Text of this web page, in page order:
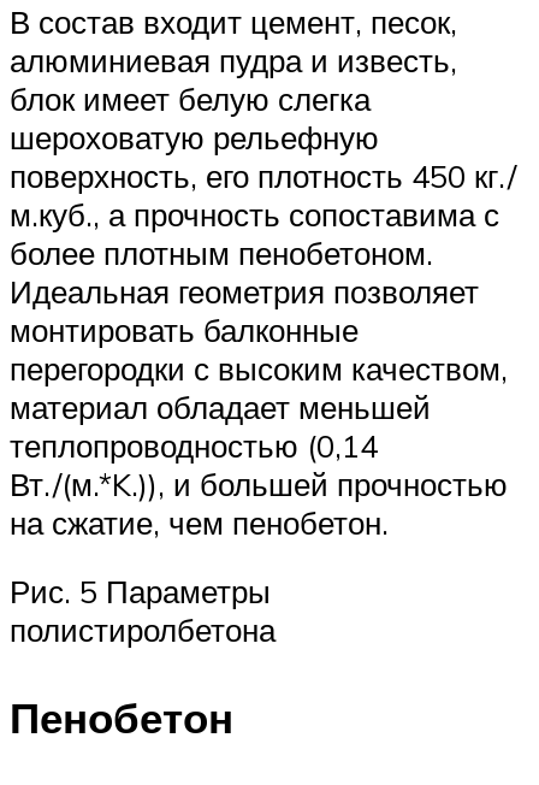
В состав входит цемент, песок,
алюминиевая пудра и известь,
блок имеет белую слегка
шероховатую рельефную
поверхность, его плотность 450 кг./
м.куб., а прочность сопоставима с
более плотным пенобетоном.
Идеальная геометрия позволяет
монтировать балконные
перегородки с высоким качеством,
материал обладает меньшей
теплопроводностью (0,14
Вт./(м.*K.)), и большей прочностью
на сжатие, чем пенобетон.
Рис. 5 Параметры
полистиролбетона
Пенобетон